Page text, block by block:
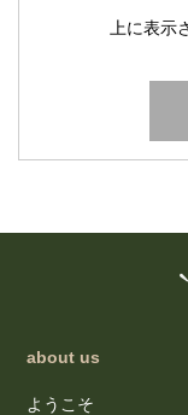
上に表示
about us
ようこそ